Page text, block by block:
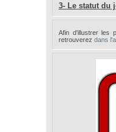
3- Le statut du
Afin d'illustrer les
retrouverez dans